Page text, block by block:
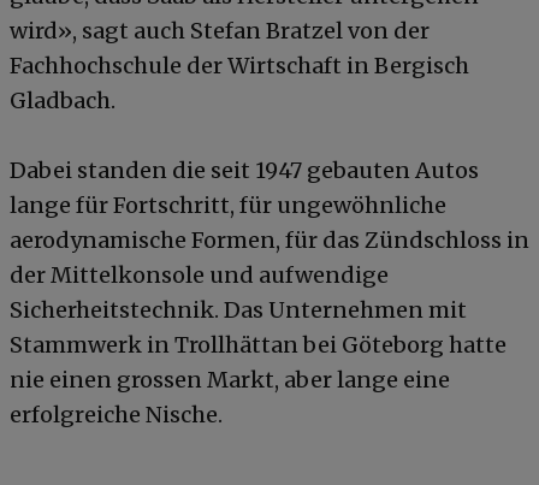
wird», sagt auch Stefan Bratzel von der
Fachhochschule der Wirtschaft in Bergisch
Gladbach.
Dabei standen die seit 1947 gebauten Autos
lange für Fortschritt, für ungewöhnliche
aerodynamische Formen, für das Zündschloss in
der Mittelkonsole und aufwendige
Sicherheitstechnik. Das Unternehmen mit
Stammwerk in Trollhättan bei Göteborg hatte
nie einen grossen Markt, aber lange eine
erfolgreiche Nische.